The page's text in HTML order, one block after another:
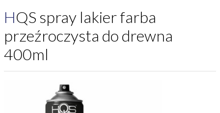
HQS spray lakier farba
przeźroczysta do drewna
400ml